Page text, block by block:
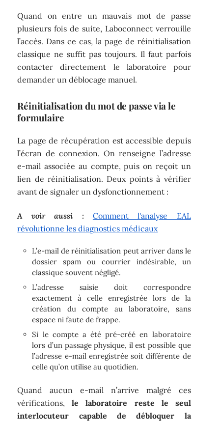
Quand on entre un mauvais mot de passe
plusieurs fois de suite, Laboconnect verrouille
l’accès. Dans ce cas, la page de réinitialisation
classique ne suffit pas toujours. Il faut parfois
contacter directement le laboratoire pour
demander un déblocage manuel.
Réinitialisation du mot de passe via le
formulaire
La page de récupération est accessible depuis
l’écran de connexion. On renseigne l’adresse
e-mail associée au compte, puis on reçoit un
lien de réinitialisation. Deux points à vérifier
avant de signaler un dysfonctionnement :
A voir aussi :
Comment l'analyse EAL
révolutionne les diagnostics médicaux
L’e-mail de réinitialisation peut arriver dans le
dossier spam ou courrier indésirable, un
classique souvent négligé.
L’adresse saisie doit correspondre
exactement à celle enregistrée lors de la
création du compte au laboratoire, sans
espace ni faute de frappe.
Si le compte a été pré-créé en laboratoire
lors d’un passage physique, il est possible que
l’adresse e-mail enregistrée soit différente de
celle qu’on utilise au quotidien.
Quand aucun e-mail n’arrive malgré ces
vérifications,le laboratoire reste le seul
interlocuteur capable de débloquer la